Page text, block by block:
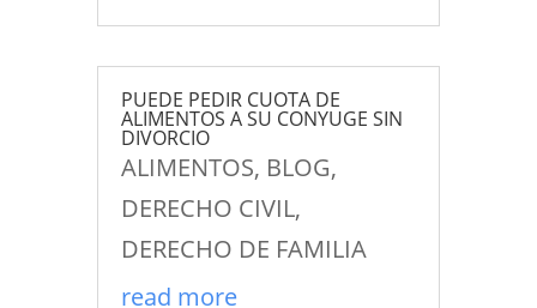
PUEDE PEDIR CUOTA DE
ALIMENTOS A SU CONYUGE SIN
DIVORCIO
ALIMENTOS, BLOG,
DERECHO CIVIL,
DERECHO DE FAMILIA
read more